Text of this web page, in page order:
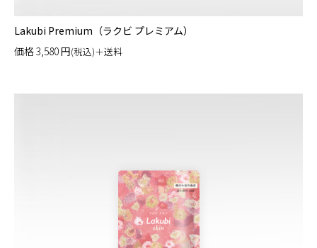
Lakubi Premium（ラクビ プレミアム）
価格3,580円(税込)＋送料